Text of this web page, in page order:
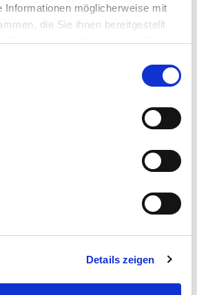
Informationen möglicherweise mit
die Sie ihnen bereitgestellt
Rahmen Ihrer Nutzung der Dienste
Webseite weiterhin nutzen.
Details zeigen
Gladbeck
Solingen
werden